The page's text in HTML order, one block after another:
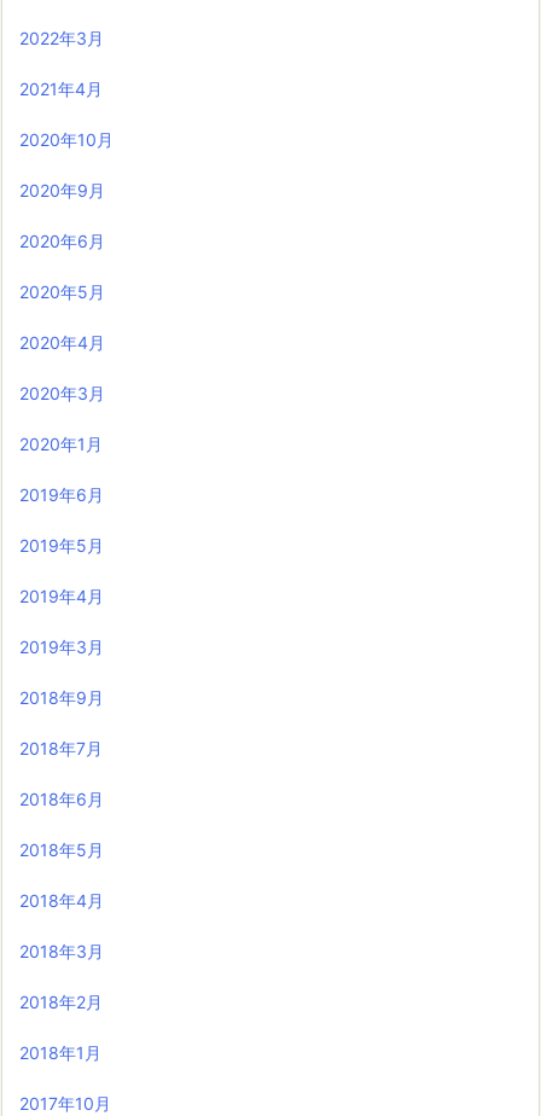
2022年3月
2021年4月
2020年10月
2020年9月
2020年6月
2020年5月
2020年4月
2020年3月
2020年1月
2019年6月
2019年5月
2019年4月
2019年3月
2018年9月
2018年7月
2018年6月
2018年5月
2018年4月
2018年3月
2018年2月
2018年1月
2017年10月